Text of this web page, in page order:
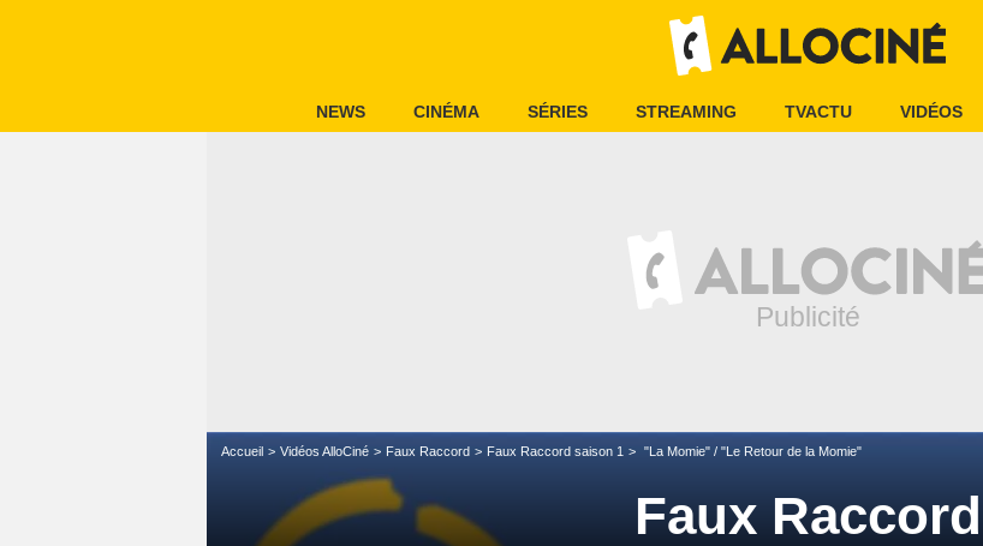
NEWS CINÉMA SÉRIES STREAMING TVACTU VIDÉOS
Accueil Vidéos AlloCiné Faux Raccord Faux Raccord saison 1 "La Momie" / "Le Retour de la Momie"
Faux Raccord